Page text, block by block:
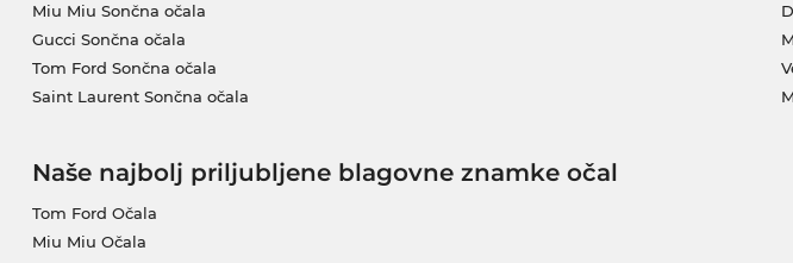
Miu Miu Sončna očala
Gucci Sončna očala
Tom Ford Sončna očala
Saint Laurent Sončna očala
Naše najbolj priljubljene blagovne znamke očal
Tom Ford Očala
Miu Miu Očala